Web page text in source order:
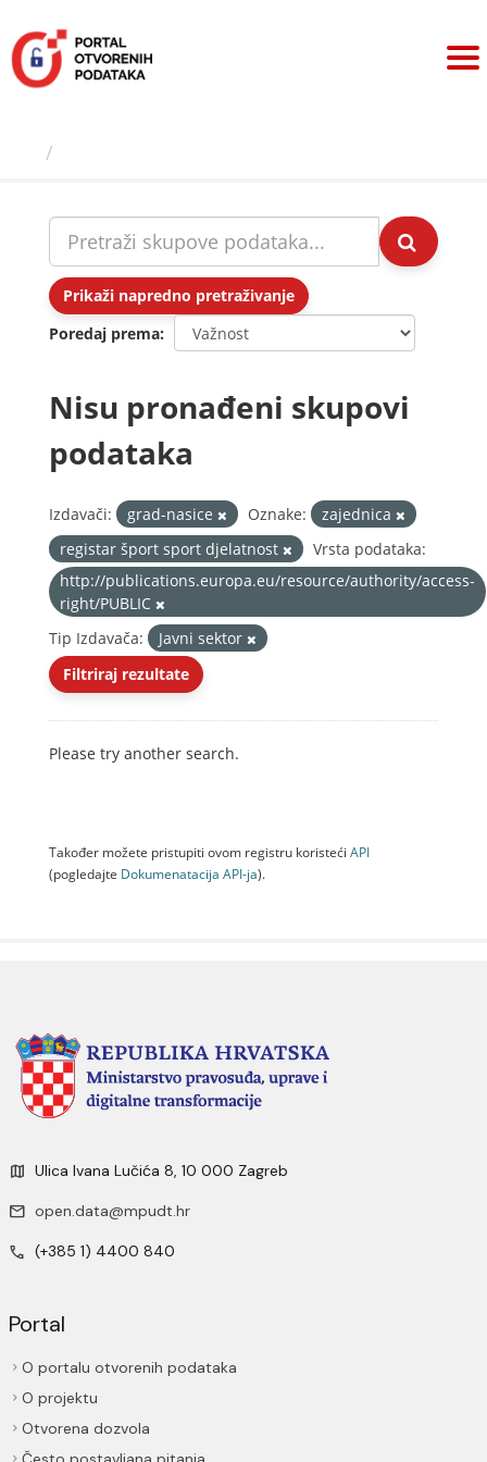
sadržaj
Prikaži napredno pretraživanje
Poredaj prema
Nisu pronađeni skupovi
podataka
Izdavači: grad-nasice Oznake:
zajednica
registar šport sport djelatnost
Vrsta podataka:
http://publications.europa.eu/resource/authority/access-
right/PUBLIC
Tip Izdavača:
Javni sektor
Filtriraj rezultate
Please try another search.
Također možete pristupiti ovom registru koristeći API
(pogledajte Dokumenаtаcijа API-jа).